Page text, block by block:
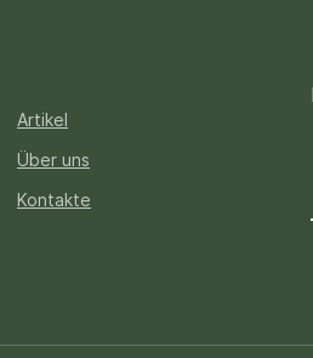
Über uns
Kontakte
Artikel